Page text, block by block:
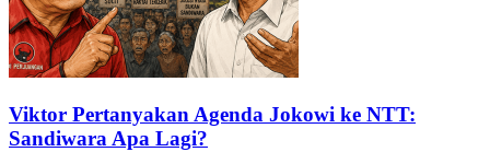
Viktor Pertanyakan Agenda Jokowi ke NTT:
Sandiwara Apa Lagi?